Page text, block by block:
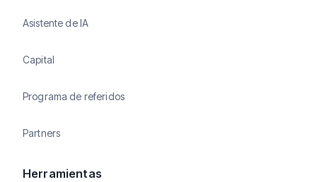
Asistente de IA
Capital
Programa de referidos
Partners
Herramientas